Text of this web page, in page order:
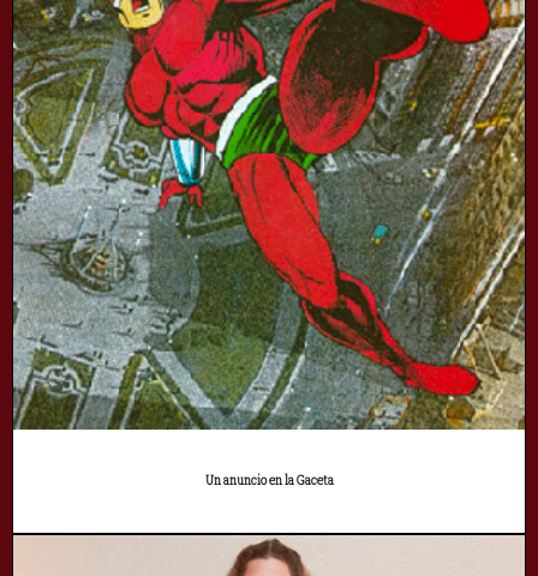
Un anuncio en la Gaceta